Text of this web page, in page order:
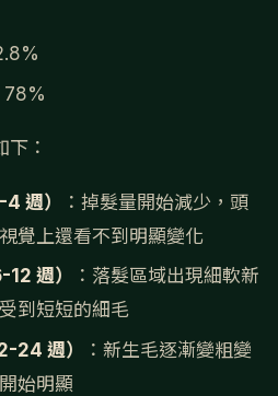
78%
：
週）
：掉髮量開始減少，頭
覺上還看不到明顯變化
週）
：落髮區域出現細軟新
到短短的細毛
24 週）
：新生毛逐漸變粗變
始明顯